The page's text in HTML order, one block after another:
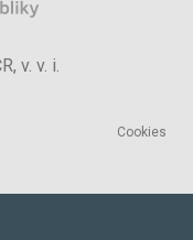
v. v. i.
Cookies